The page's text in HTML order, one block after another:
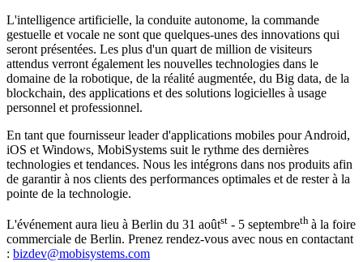
L'intelligence artificielle, la conduite autonome, la commande
gestuelle et vocale ne sont que quelques-unes des innovations qui
seront présentées. Les plus d'un quart de million de visiteurs
attendus verront également les nouvelles technologies dans le
domaine de la robotique, de la réalité augmentée, du Big data, de la
blockchain, des applications et des solutions logicielles à usage
personnel et professionnel.
En tant que fournisseur leader d'applications mobiles pour Android,
iOS et Windows, MobiSystems suit le rythme des dernières
technologies et tendances. Nous les intégrons dans nos produits afin
de garantir à nos clients des performances optimales et de rester à la
pointe de la technologie.
L'événement aura lieu à Berlin du 31 aoûtst - 5 septembreth à la foire
commerciale de Berlin. Prenez rendez-vous avec nous en contactant
: bizdev@mobisystems.com